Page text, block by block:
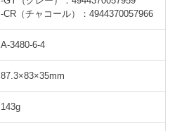
-CR（チャコール）：4944370057966
A-3480-6-4
87.3×83×35mm
143g